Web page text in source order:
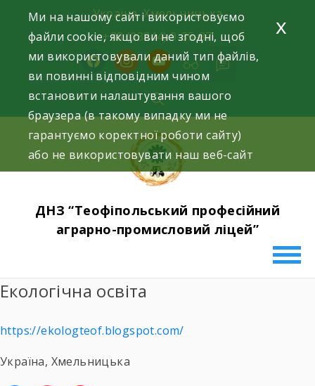
content
Україна, Хмельницька
+38 (03844) 9-35-87
facebookinstagram
youtube
ДНЗ “Теофіпольський професійний
аграрно-промисловий ліцей”
Екологічна освіта
https://ekologteof.blogspot.com/
Україна, Хмельницька
Ми на нашому сайті використовуємо
файли cookie, якщо ви не згодні, щоб
ми використовували даний тип файлів,
ви повинні відповідним чином
встановити налаштування вашого
браузера (в такому випадку ми не
гарантуємо коректної роботи сайту)
або не використовувати наш веб-сайт
x